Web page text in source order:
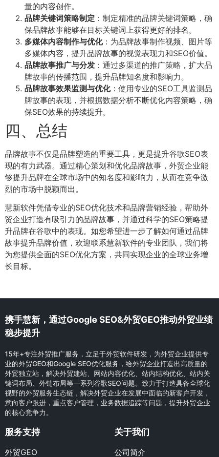
量的内容创作。
品牌关键词策略制定 ：制定精准的品牌关键词策略，确
保品牌故事能够在目标关键词上获得更好的排名。
多媒体内容制作与优化：为品牌故事制作视频、图片等
多媒体内容，提升品牌故事的视觉表现力和SEO价值。
品牌故事推广与分发 ：通过多渠道的推广策略，扩大品
牌故事的传播范围，提升品牌知名度和影响力。
品牌故事效果监测与优化：使用专业的SEO工具监测品
牌故事的表现，并根据数据分析不断优化内容策略，确
保SEO效果的持续提升。
四、总结
品牌故事不仅是品牌塑造的重要工具，更是提升谷歌SEO表
现的有力武器。通过精心策划和优化品牌故事，外贸企业能
够提升品牌在全球市场中的知名度和影响力，从而在竞争激
烈的市场中脱颖而出。
慧新软件凭借专业的SEO优化技术和品牌营销经验，帮助外
贸企业打造有吸引力的品牌故事，并通过科学的SEO策略提
升品牌在谷歌中的表现。如您希望进一步了解如何通过品牌
故事提升品牌价值，欢迎联系慧新软件的专业团队，我们将
为您提供全面的SEO优化方案，共同实现企业的全球业务增
长目标。
携手慧新，通过Google SEO&外贸GEO推动外贸业绩
稳步提升
15年+专注外贸推广服务，立足于外贸软件研发，为外贸企业提供专
业的外贸GEO和Google SEO优化服务，给外贸企业打造出高质量的
外贸独立站，解决外贸建站、网站内容优化、站内结构优化、站内关
键词布局、外链布局等一系列谷歌SEO问题。致力于打造具备全球化
视野的外贸服务生态链，解决外贸企业在发展中面临的新客户开发，
意向客户跟进，重点客户管理，业务数据追踪等问题，提升外贸企业
的核心竞争力。
服务支持
外贸GEO
关于我们
公司简介